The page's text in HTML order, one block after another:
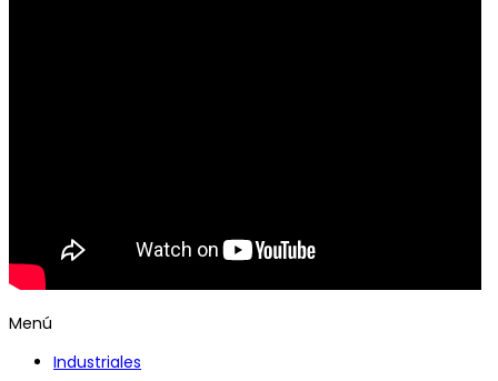
Menú
Industriales